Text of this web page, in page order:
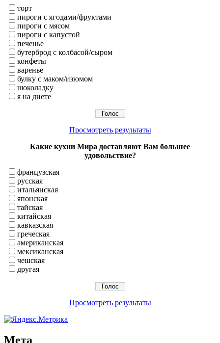
торт
пироги с ягодами/фруктами
пироги с мясом
пироги с капустой
печенье
бутерброд с колбасой/сыром
конфеты
варенье
булку с маком/изюмом
шоколадку
я на диете
Просмотреть результаты
Какие кухни Мира доставляют Вам большее
удовольствие?
французская
русская
итальянская
японская
тайская
китайская
кавказская
греческая
американская
мексиканская
чешская
другая
Просмотреть результаты
Мета